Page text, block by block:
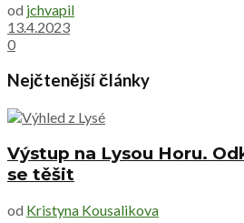
od jchvapil
13.4.2023
0
Nejčtenější články
Výstup na Lysou Horu.
se těšit
od Kristyna Kousalikova